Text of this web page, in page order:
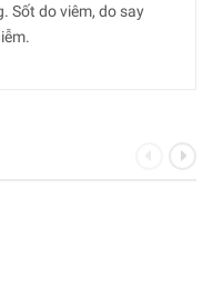
Sốt do viêm, do say